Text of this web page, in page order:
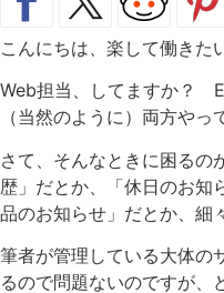
こんにちは、楽して働きた
Web担当、してますか？
（当然のように）両方やっ
さて、そんなときに困るの
歴」だとか、「休日のお知
品のお知らせ」だとか、細
筆者が管理している大体の
るので問題ないのですが、